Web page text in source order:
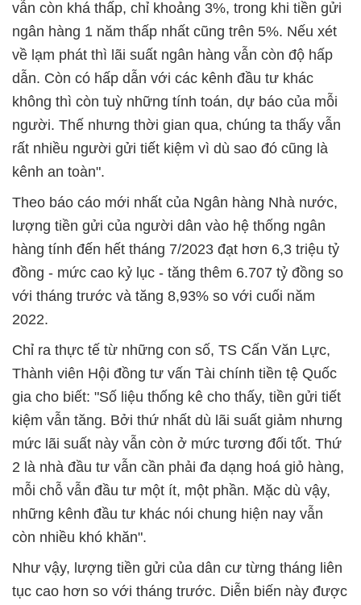
vẫn còn khá thấp, chỉ khoảng 3%, trong khi tiền gửi
ngân hàng 1 năm thấp nhất cũng trên 5%. Nếu xét
về lạm phát thì lãi suất ngân hàng vẫn còn độ hấp
dẫn. Còn có hấp dẫn với các kênh đầu tư khác
không thì còn tuỳ những tính toán, dự báo của mỗi
người. Thế nhưng thời gian qua, chúng ta thấy vẫn
rất nhiều người gửi tiết kiệm vì dù sao đó cũng là
kênh an toàn".
Theo báo cáo mới nhất của Ngân hàng Nhà nước,
lượng tiền gửi của người dân vào hệ thống ngân
hàng tính đến hết tháng 7/2023 đạt hơn 6,3 triệu tỷ
đồng - mức cao kỷ lục - tăng thêm 6.707 tỷ đồng so
với tháng trước và tăng 8,93% so với cuối năm
2022.
Chỉ ra thực tế từ những con số, TS Cấn Văn Lực,
Thành viên Hội đồng tư vấn Tài chính tiền tệ Quốc
gia cho biết: "Số liệu thống kê cho thấy, tiền gửi tiết
kiệm vẫn tăng. Bởi thứ nhất dù lãi suất giảm nhưng
mức lãi suất này vẫn còn ở mức tương đối tốt. Thứ
2 là nhà đầu tư vẫn cần phải đa dạng hoá giỏ hàng,
mỗi chỗ vẫn đầu tư một ít, một phần. Mặc dù vậy,
những kênh đầu tư khác nói chung hiện nay vẫn
còn nhiều khó khăn".
Như vậy, lượng tiền gửi của dân cư từng tháng liên
tục cao hơn so với tháng trước. Diễn biến này được